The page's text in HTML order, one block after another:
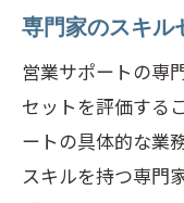
専門家のスキル
営業サポートの専
セットを評価する
ートの具体的な業
スキルを持つ専門